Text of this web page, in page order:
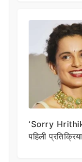
‘Sorry
पहिली